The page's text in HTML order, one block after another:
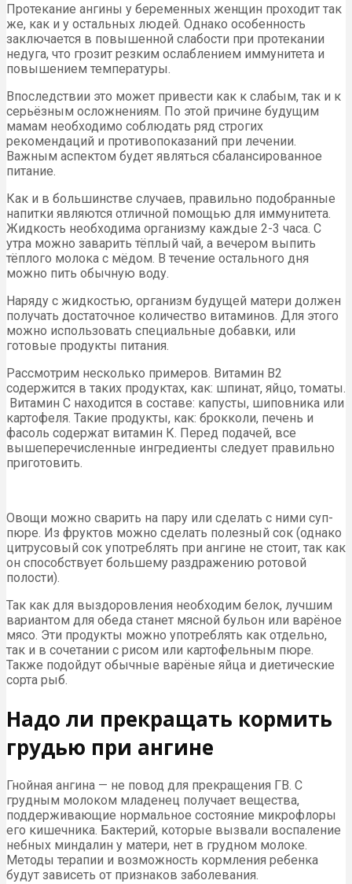
Протекание ангины у беременных женщин проходит так
же, как и у остальных людей. Однако особенность
заключается в повышенной слабости при протекании
недуга, что грозит резким ослаблением иммунитета и
повышением температуры.
Впоследствии это может привести как к слабым, так и к
серьёзным осложнениям. По этой причине будущим
мамам необходимо соблюдать ряд строгих
рекомендаций и противопоказаний при лечении.
Важным аспектом будет являться сбалансированное
питание.
Как и в большинстве случаев, правильно подобранные
напитки являются отличной помощью для иммунитета.
Жидкость необходима организму каждые 2-3 часа. С
утра можно заварить тёплый чай, а вечером выпить
тёплого молока с мёдом. В течение остального дня
можно пить обычную воду.
Наряду с жидкостью, организм будущей матери должен
получать достаточное количество витаминов. Для этого
можно использовать специальные добавки, или
готовые продукты питания.
Рассмотрим несколько примеров. Витамин В2
содержится в таких продуктах, как: шпинат, яйцо, томаты.
Витамин С находится в составе: капусты, шиповника или
картофеля. Такие продукты, как: брокколи, печень и
фасоль содержат витамин К. Перед подачей, все
вышеперечисленные ингредиенты следует правильно
приготовить.
Овощи можно сварить на пару или сделать с ними суп-
пюре. Из фруктов можно сделать полезный сок (однако
цитрусовый сок употреблять при ангине не стоит, так как
он способствует большему раздражению ротовой
полости).
Так как для выздоровления необходим белок, лучшим
вариантом для обеда станет мясной бульон или варёное
мясо. Эти продукты можно употреблять как отдельно,
так и в сочетании с рисом или картофельным пюре.
Также подойдут обычные варёные яйца и диетические
сорта рыб.
Надо ли прекращать кормить
грудью при ангине
Гнойная ангина — не повод для прекращения ГВ. С
грудным молоком младенец получает вещества,
поддерживающие нормальное состояние микрофлоры
его кишечника. Бактерий, которые вызвали воспаление
небных миндалин у матери, нет в грудном молоке.
Методы терапии и возможность кормления ребенка
будут зависеть от признаков заболевания.